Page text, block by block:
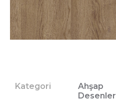
Kategori
Ahşap
Desenler